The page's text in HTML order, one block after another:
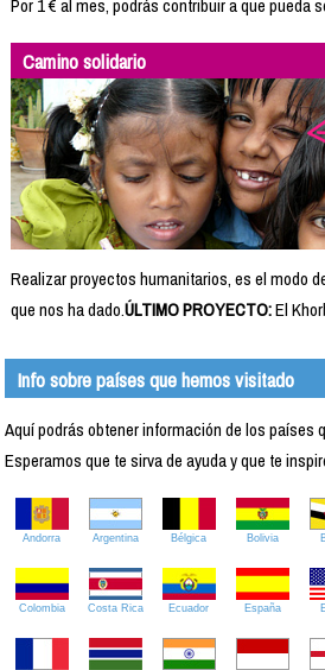
Por 1 € al mes, podrás contribuir a que pueda
Camino solidario
Realizar proyectos humanitarios, es el modo
que nos ha dado.ÚLTIMO PROYECTO:El
Info sobre países que hemos visitado
Aquí podrás obtener información de los países
Esperamos que te sirva de ayuda y que te
Andorra Argentina Bélgica Bolivia
Colombia Costa Rica Ecuador España